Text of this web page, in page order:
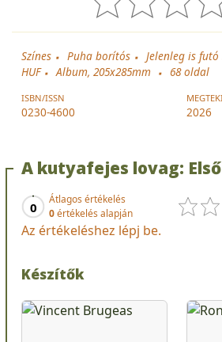
Színes Puha borítós Jelenleg is
HUF
Album, 205x285mm 68oldal
ISBN/ISSN
0230-4600 2026
A kutyafejes lovag:
0
Átlagos értékelés
0értékelés alapján
Az értékeléshez lépj be.
Készítők